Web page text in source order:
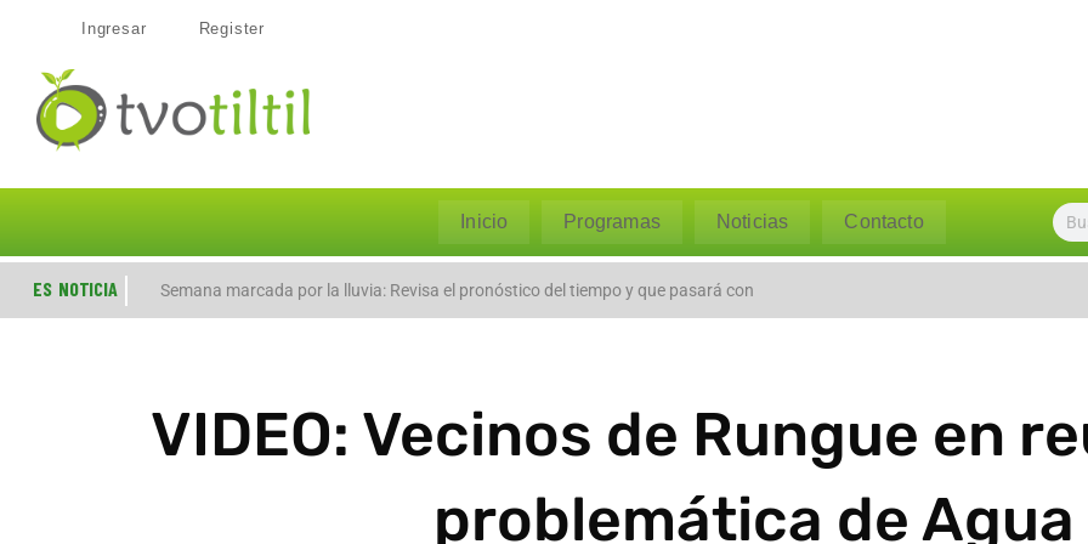
Ingresar Register
Inicio Programas Noticias Contacto
ES NOTICIA Evacúan preventivamente a familias por aumento del caudal del río Polpaico ant
VIDEO: Vecinos de Rungue en
problemática de Agua